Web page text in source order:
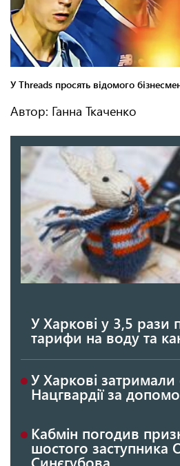
Автор: Ганна Ткаченко
У Харкові у 3,5 рази
тарифи на воду та
У Харкові затримали
Нацгвардії за
Кабмін погодив
шостого заступника
Синєгубова